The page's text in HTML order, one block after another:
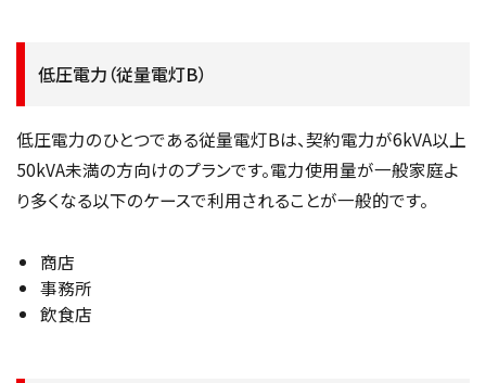
低圧電力（従量電灯B）
低圧電力のひとつである従量電灯Bは、契約電力が6kVA以上
50kVA未満の方向けのプランです。電力使用量が一般家庭よ
り多くなる以下のケースで利用されることが一般的です。
商店
事務所
飲食店